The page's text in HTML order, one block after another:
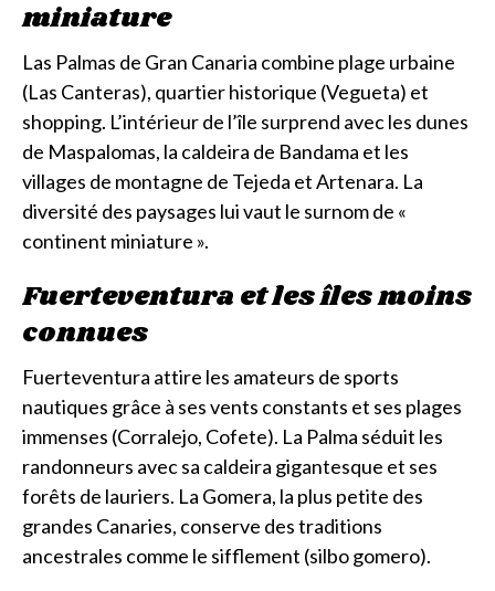
miniature
Las Palmas de Gran Canaria combine plage urbaine
(Las Canteras), quartier historique (Vegueta) et
shopping. L’intérieur de l’île surprend avec les dunes
de Maspalomas, la caldeira de Bandama et les
villages de montagne de Tejeda et Artenara. La
diversité des paysages lui vaut le surnom de «
continent miniature ».
Fuerteventura et les îles moins
connues
Fuerteventura attire les amateurs de sports
nautiques grâce à ses vents constants et ses plages
immenses (Corralejo, Cofete). La Palma séduit les
randonneurs avec sa caldeira gigantesque et ses
forêts de lauriers. La Gomera, la plus petite des
grandes Canaries, conserve des traditions
ancestrales comme le sifflement (silbo gomero).